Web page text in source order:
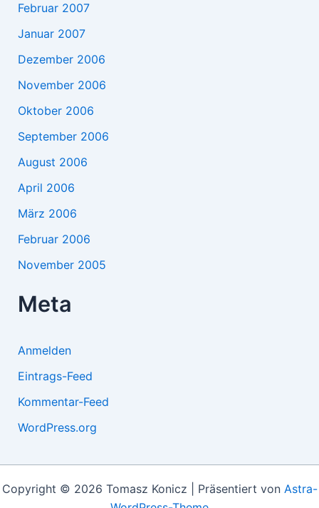
Februar 2007
Januar 2007
Dezember 2006
November 2006
Oktober 2006
September 2006
August 2006
April 2006
März 2006
Februar 2006
November 2005
Meta
Anmelden
Eintrags-Feed
Kommentar-Feed
WordPress.org
Copyright © 2026 Tomasz Konicz | Präsentiert von Astra-